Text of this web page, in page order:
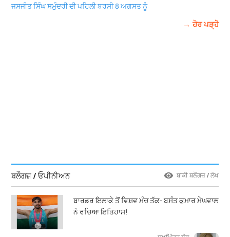
ਜਸਜੀਤ ਸਿੰਘ ਸਮੁੰਦਰੀ ਦੀ ਪਹਿਲੀ ਬਰਸੀ 8 ਅਗਸਤ ਨੂੰ
→ ਹੋਰ ਪੜ੍ਹੋ
ਬਲੌਗਜ਼ / ਓਪੀਨੀਅਨ ਬਾਕੀ ਬਲੌਗਜ਼ / ਲੇਖ
ਬਾਰਡਰ ਇਲਾਕੇ ਤੋਂ ਵਿਸ਼ਵ ਮੰਚ ਤੱਕ- ਬਸੰਤ ਕੁਮਾਰ ਮੇਘਵਾਲ
ਨੇ ਰਚਿਆ ਇਤਿਹਾਸ!